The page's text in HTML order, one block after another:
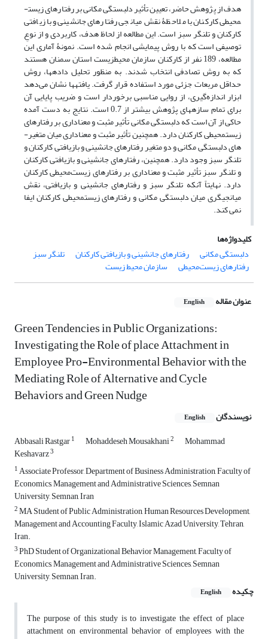
هدف از پژوهش حاضر، تعیین تأثیر دلبستگی مکانی بر رفتارهای زیست­
محیطی کارکنان با ملاحظۀ نقش میانجی رفتارهای جانشینی و بازیافتی
کارکنان و تلنگر سبز است. این مطالعه از لحاظ هدف، کاربردی و از نوعِ
توصیفی است که با روش پیمایشی انجام شده است. نمونۀ ­آماری این
مطالعه، 189 نفر از کارکنان سازمان محیط­زیست استان سمنان هستند
که به روش تصادفی انتخاب شدند. به منظور تحلیل داده­ها، روش
حداقل مربعات جزئی مورد استفاده قرار گرفت. یافته­ها نشان­ می‌دهد
ابزار اندازه‌گیری، از روایی مناسبی برخوردار است و ضریب پایایی آن
برای تمام سازه­های پژوهش بیشتر از 0.7 است.­ نتایج به دست آمده
حاکی از آن است که دلبستگی مکانی تأثیر مثبت و معناداری بر رفتارهای
زیست­محیطی کارکنان دارد. همچنین تأثیر مثبت و معناداری میان متغیر­
های دلبستگی مکانی و دو متغیر رفتارهای جانشینی و بازیافتی کارکنان و
تلنگر سبز وجود دارد. همچنین، رفتارهای جانشینی و بازیافتی کارکنان
و تلنگر سبز تأثیر مثبت و معناداری بر رفتارهای زیست‌محیطی کارکنان
دارد. نهایتاً آنکه تلنگر سبز و رفتارهای جانشینی و بازیافتی، نقش
میانجی­گری میان دلبستگی مکانی و رفتارهای زیست­محیطی کارکنان ایفا
نمی­ کند.
کلیدواژه‌ها
دلبستگی مکانی
رفتارهای جانشینی و بازیافتی کارکنان تلنگر سبز
رفتارهای زیست‌محیطی سازمان محیط ‌زیست
عنوان مقاله English
Green Tendencies in Public Organizations:
Investigating the Role of place Attachment in
Employee Pro-Environmental Behavior with the
Mediating Role of Alternative and Cycle
Behaviors and Green Nudge
نویسندگان English
Abbasali Rastgar1 Mohaddeseh Mousakhani2 Mohammad
Keshavarz3
1Associate Professor, Department of Business Administration, Faculty of
Economics, Management and Administrative Sciences, Semnan
University, Semnan, Iran
2MA Student of Public Administration, Human Resources Development,
Management and Accounting Faculty, Islamic Azad University, Tehran,
Iran.
3PhD Student of Organizational Behavior Management, Faculty of
Economics, Management and Administrative Sciences, Semnan
University, Semnan, Iran.
چکیده
English
The purpose of this study is to investigate the effect of place
attachment on environmental behavior of employees with the